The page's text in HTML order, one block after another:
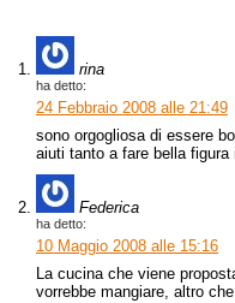
rina
ha detto:
24 Febbraio 2008 alle 21:49
sono orgogliosa di essere
aiuti tanto a fare bella figura
Federica
ha detto:
10 Maggio 2008 alle 15:16
La cucina che viene
vorrebbe mangiare, altro